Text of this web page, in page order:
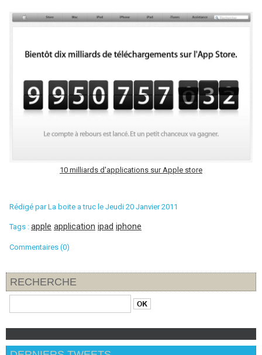
10 milliards d'applications sur Apple store
Rédigé par La boite a truc le Jeudi 20 Janvier 2011
Tags : apple application ipad iphone
Commentaires (0)
RECHERCHE